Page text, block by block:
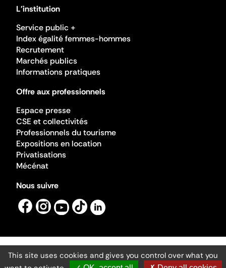
L'institution
Service public +
Index égalité femmes-hommes
Recrutement
Marchés publics
Informations pratiques
Offre aux professionnels
Espace presse
CSE et collectivités
Professionnels du tourisme
Expositions en location
Privatisations
Mécénat
Nous suivre
Mentions légales
Gestion des cookies
This site uses cookies and gives you control over what you